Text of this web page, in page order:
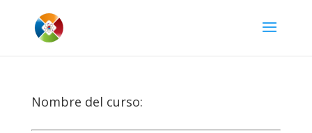
Nombre del curso: